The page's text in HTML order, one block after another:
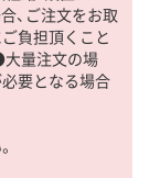
、ご注文をお取
負担頂くこと
量注文の場
要となる場合